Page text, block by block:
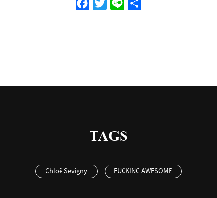
FacebookTwitterLine
TAGS
Chloë Sevigny FUCKING AWESOME